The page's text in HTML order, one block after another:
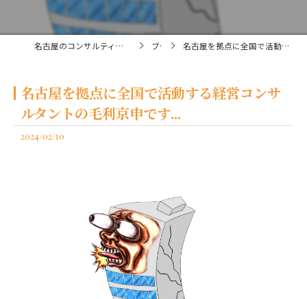
名古屋のコンサルティングなら経営コンサルタント毛利京申 ブログ 名古屋を拠点に全国で活動する経営コンサルタントの毛利京申です...
名古屋を拠点に全国で活動する経営コンサ
ルタントの毛利京申です...
2024/02/10